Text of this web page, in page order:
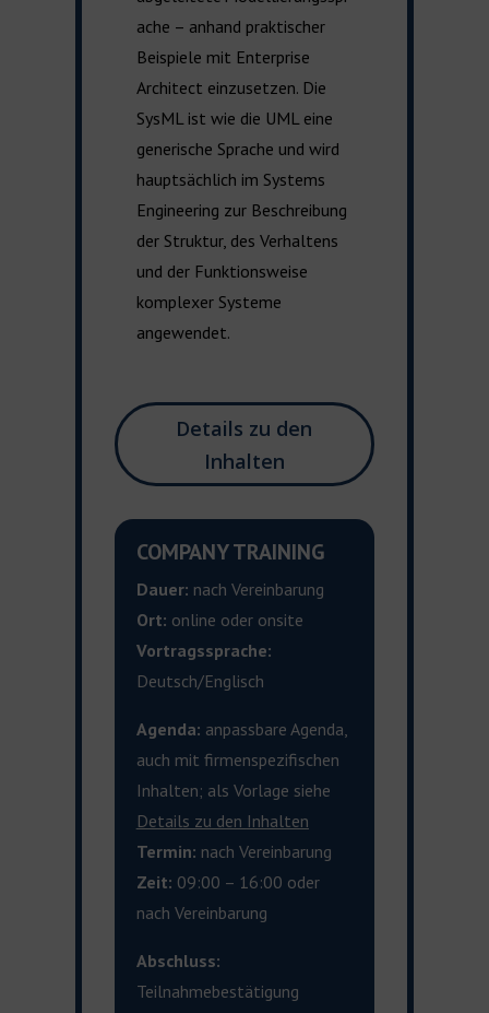
ache – anhand praktischer
Beispiele mit Enterprise
Architect einzusetzen. Die
SysML ist wie die UML eine
generische Sprache und wird
hauptsächlich im Systems
Engineering zur Beschreibung
der Struktur, des Verhaltens
und der Funktionsweise
komplexer Systeme
angewendet.
Details zu den
Inhalten
COMPANY TRAINING
Dauer: nach Vereinbarung
Ort: online oder onsite
Vortragssprache:
Deutsch/Englisch
Agenda: anpassbare Agenda,
auch mit firmenspezifischen
Inhalten; als Vorlage siehe
Details zu den Inhalten
Termin: nach Vereinbarung
Zeit: 09:00 – 16:00 oder
nach Vereinbarung
Abschluss:
Teilnahmebestätigung